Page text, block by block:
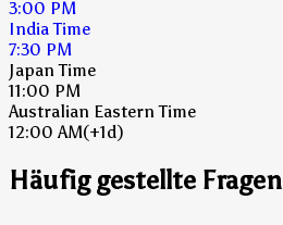
3:00 PM
India Time
7:30 PM
Japan Time
11:00 PM
Australian Eastern Time
12:00 AM(+1d)
Häufig gestellte Fragen